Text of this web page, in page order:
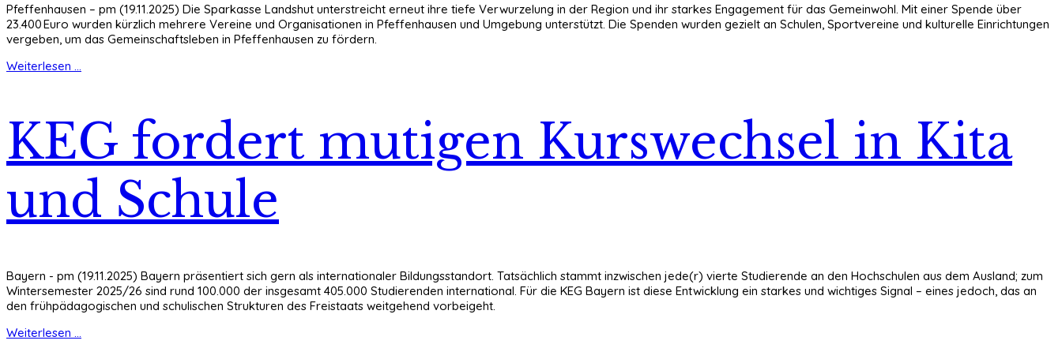
Pfeffenhausen – pm (19.11.2025) Die Sparkasse Landshut unterstreicht erneut ihre tiefe Verwurzelung in der Region und ihr starkes Engagement für das Gemeinwohl. Mit einer Spende über
23.400 Euro wurden kürzlich mehrere Vereine und Organisationen in Pfeffenhausen und Umgebung unterstützt. Die Spenden wurden gezielt an Schulen, Sportvereine und kulturelle Einrichtungen
vergeben, um das Gemeinschaftsleben in Pfeffenhausen zu fördern.
Weiterlesen ...
KEG fordert mutigen Kurswechsel in Kita
und Schule
Bayern - pm (19.11.2025) Bayern präsentiert sich gern als internationaler Bildungsstandort. Tatsächlich stammt inzwischen jede(r) vierte Studierende an den Hochschulen aus dem Ausland; zum
Wintersemester 2025/26 sind rund 100.000 der insgesamt 405.000 Studierenden international. Für die KEG Bayern ist diese Entwicklung ein starkes und wichtiges Signal – eines jedoch, das an
den frühpädagogischen und schulischen Strukturen des Freistaats weitgehend vorbeigeht.
Weiterlesen ...